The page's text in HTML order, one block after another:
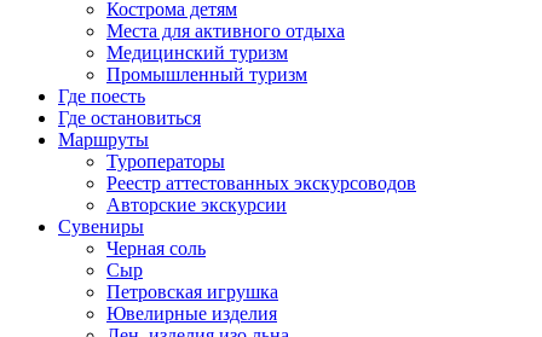
Кострома детям
Места для активного отдыха
Медицинский туризм
Промышленный туризм
Где поесть
Где остановиться
Маршруты
Туроператоры
Реестр аттестованных экскурсоводов
Авторские экскурсии
Сувениры
Черная соль
Сыр
Петровская игрушка
Ювелирные изделия